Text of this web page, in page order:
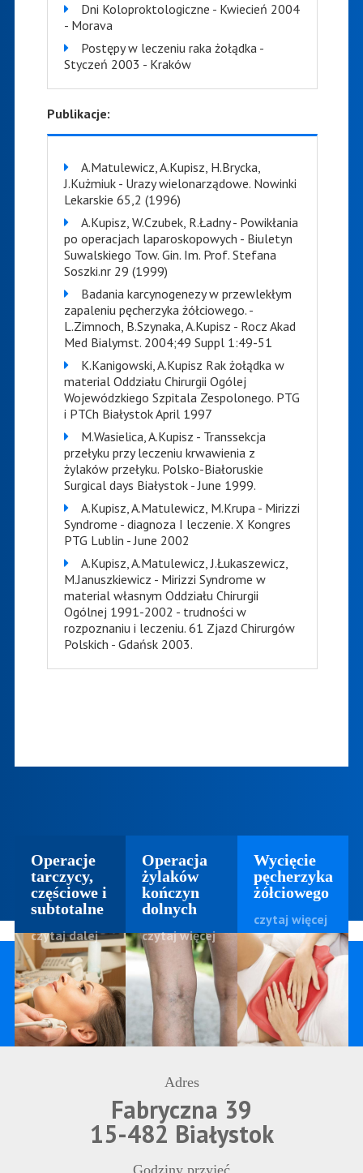
Dni Koloproktologiczne - Kwiecień 2004
- Morava
Postępy w leczeniu raka żołądka -
Styczeń 2003 - Kraków
Publikacje:
A.Matulewicz, A.Kupisz, H.Brycka,
J.Kużmiuk - Urazy wielonarządowe. Nowinki
Lekarskie 65,2 (1996)
A.Kupisz, W.Czubek, R.Ładny - Powikłania
po operacjach laparoskopowych - Biuletyn
Suwalskiego Tow. Gin. Im. Prof. Stefana
Soszki.nr 29 (1999)
Badania karcynogenezy w przewlekłym
zapaleniu pęcherzyka żółciowego. -
L.Zimnoch, B.Szynaka, A.Kupisz - Rocz Akad
Med Bialymst. 2004;49 Suppl 1:49-51
K.Kanigowski, A.Kupisz Rak żołądka w
material Oddziału Chirurgii Ogólej
Wojewódzkiego Szpitala Zespolonego. PTG
i PTCh Białystok April 1997
M.Wasielica, A.Kupisz - Transsekcja
przełyku przy leczeniu krwawienia z
żylaków przełyku. Polsko-Białoruskie
Surgical days Białystok - June 1999.
A.Kupisz, A.Matulewicz, M.Krupa - Mirizzi
Syndrome - diagnoza I leczenie. X Kongres
PTG Lublin - June 2002
A.Kupisz, A.Matulewicz, J.Łukaszewicz,
M.Januszkiewicz - Mirizzi Syndrome w
material własnym Oddziału Chirurgii
Ogólnej 1991-2002 - trudności w
rozpoznaniu i leczeniu. 61 Zjazd Chirurgów
Polskich - Gdańsk 2003.
Operacje
tarczycy,
częściowe i
subtotalne
czytaj dalej
Operacja
żylaków
kończyn
dolnych
czytaj więcej
Wycięcie
pęcherzyka
żółciowego
czytaj więcej
Adres
Fabryczna 39
15-482 Białystok